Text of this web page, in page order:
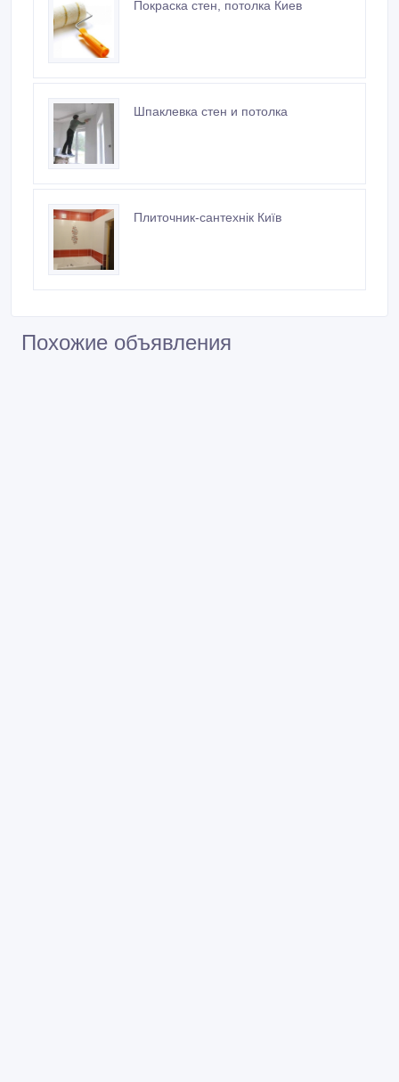
Покраска стен, потолка Киев
Шпаклевка стен и потолка
Плиточник-сантехнік Київ
Похожие объявления